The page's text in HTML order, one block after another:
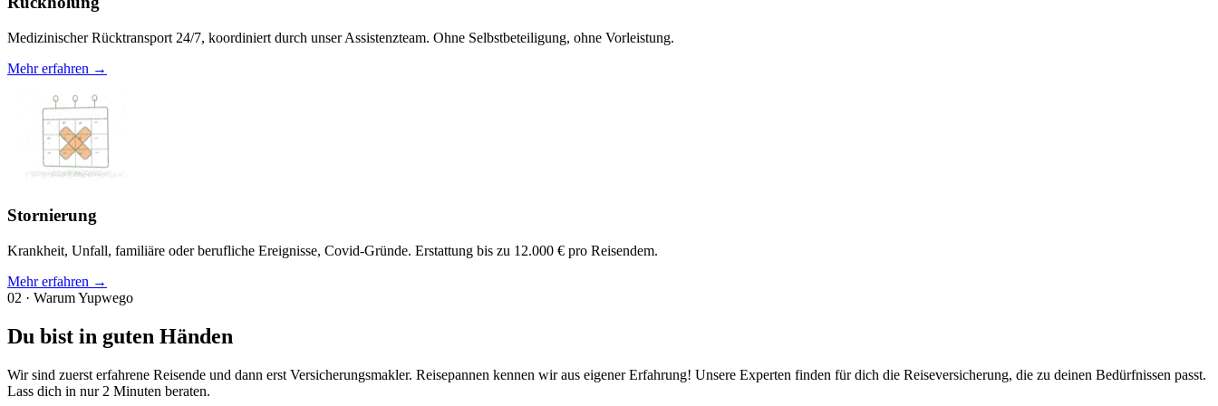
Medizinischer Rücktransport 24/7, koordiniert durch unser Assistenzteam. Ohne Selbstbeteiligung, ohne Vorleistung.
Mehr erfahren →
Stornierung
Krankheit, Unfall, familiäre oder berufliche Ereignisse, Covid-Gründe. Erstattung bis zu 12.000 € pro Reisendem.
Mehr erfahren →
02 · Warum Yupwego
Du bist in guten Händen
Wir sind zuerst erfahrene Reisende und dann erst Versicherungsmakler. Reisepannen kennen wir aus eigener Erfahrung! Unsere Experten finden für dich die Reiseversicherung, die zu deinen Bedürfnissen passt.
Lass dich in nur 2 Minuten beraten.